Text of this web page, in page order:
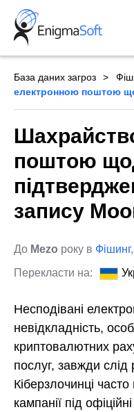
Skip
content
База даних загроз
електронною поштою
поштою
запису
До Mezo року в Фішинг,
Перекласти на:
Несподівані
невідкладність,
криптовалютних
послуг, завжди слід
Кіберзлочинці
кампанії під